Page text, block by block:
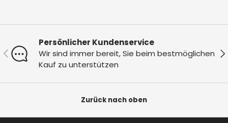
Vorherige
Persönlicher Kundenservice
Wir sind immer bereit, Sie beim bestmöglichen
Kauf zu unterstützen
Zurück nach oben